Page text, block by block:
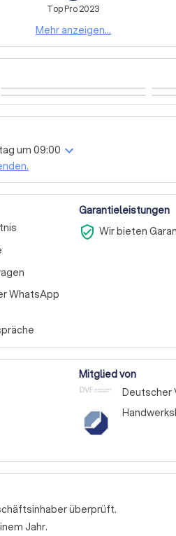
TopPro2023
Mehr anzeigen...
um 09:00
WhatsApp
Garantieleistungen
verified_user Wir bieten
Mitglied von
Deutscher
überprüft.
Jahr.